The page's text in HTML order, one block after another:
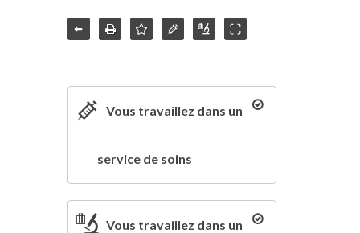
Vous travaillez dans un
service de soins
Vous travaillez dans un